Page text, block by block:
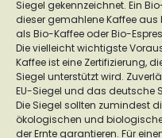
Siegel gekennzeichnet. Ein
dieser gemahlene Kaffee
als Bio-Kaffee oder Bio-
Die vielleicht wichtigste
Kaffee ist eine Zertifizierung,
Siegel unterstützt wird.
EU-Siegel und das deutsche
Die Siegel sollten zumindest
ökologischen und
der Ernte garantieren. Für